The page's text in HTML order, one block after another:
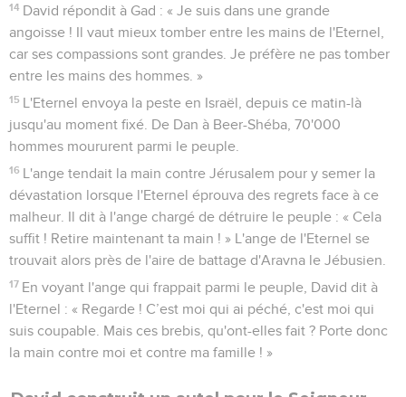
14 David répondit à Gad : « Je suis dans une grande
angoisse ! Il vaut mieux tomber entre les mains de l'Eternel,
car ses compassions sont grandes. Je préfère ne pas tomber
entre les mains des hommes. »
15 L'Eternel envoya la peste en Israël, depuis ce matin-là
jusqu'au moment fixé. De Dan à Beer-Shéba, 70'000
hommes moururent parmi le peuple.
16 L'ange tendait la main contre Jérusalem pour y semer la
dévastation lorsque l'Eternel éprouva des regrets face à ce
malheur. Il dit à l'ange chargé de détruire le peuple : « Cela
suffit ! Retire maintenant ta main ! » L'ange de l'Eternel se
trouvait alors près de l'aire de battage d'Aravna le Jébusien.
17 En voyant l'ange qui frappait parmi le peuple, David dit à
l'Eternel : « Regarde ! C’est moi qui ai péché, c'est moi qui
suis coupable. Mais ces brebis, qu'ont-elles fait ? Porte donc
la main contre moi et contre ma famille ! »